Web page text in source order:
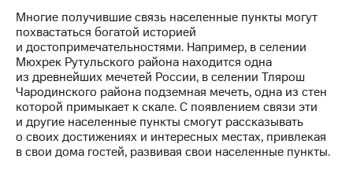
акционерам
Документы
ПАО
"МТС"
Собрания
акционеров
Личный
кабинет
акционера
Акционерный
Многие получившие связь населенные пункты могут
похвастаться богатой историей
и достопримечательностями. Например, в селении
Мюхрек Рутульского района находится одна
из древнейших мечетей России, в селении Тлярош
Чародинского района подземная мечеть, одна из стен
которой примыкает к скале. С появлением связи эти
и другие населенные пункты смогут рассказывать
о своих достижениях и интересных местах, привлекая
в свои дома гостей, развивая свои населенные пункты.